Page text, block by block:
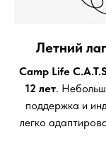
Летний
Camp Life
12 лет.
поддержка и
легко